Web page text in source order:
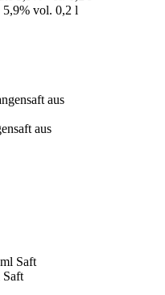
5,9% vol. 0,2 l
aus
Saft